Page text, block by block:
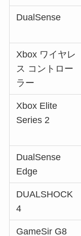
DualSense
Xbox ワイヤレ
ス コントロー
ラー
Xbox Elite
Series 2
DualSense
Edge
DUALSHOCK
4
GameSir G8